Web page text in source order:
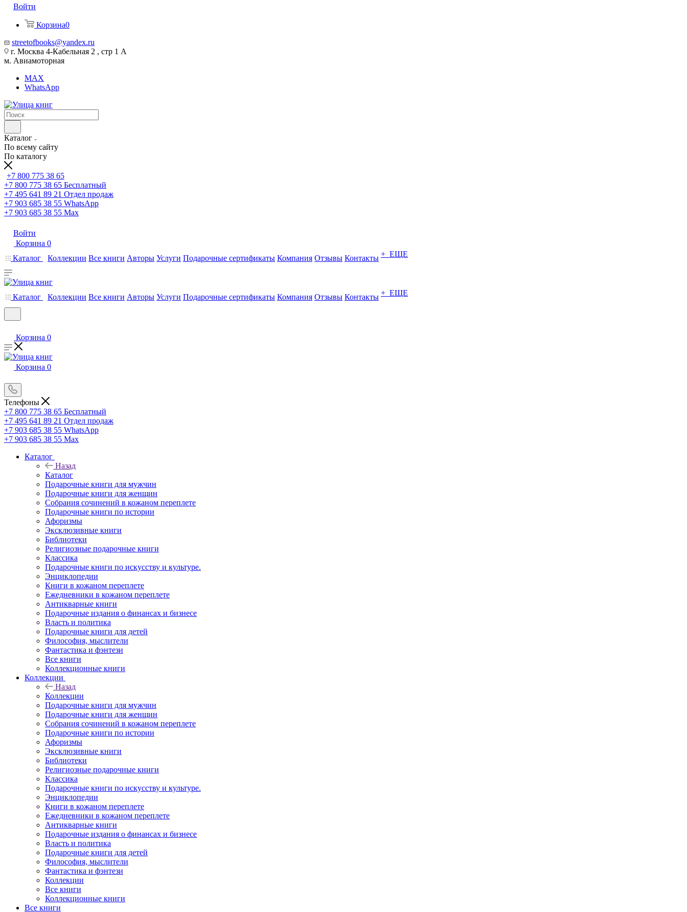
Войти
Корзина0
streetofbooks@yandex.ru
г. Москва 4-Кабельная 2 , стр 1 А
м. Авиамоторная
MAX
WhatsApp
Каталог
По всему сайту
По каталогу
+7 800 775 38 65
+7 800 775 38 65 Бесплатный
+7 495 641 89 21 Отдел продаж
+7 903 685 38 55 WhatsApp
+7 903 685 38 55 Max
Войти
Корзина 0
Каталог
Коллекции Все книги Авторы Услуги Подарочные сертификаты Компания Отзывы Контакты + ЕЩЕ
Каталог Коллекции Все книги Авторы Услуги Подарочные сертификаты Компания Отзывы Контакты + ЕЩЕ
Корзина 0
Корзина 0
Телефоны
+7 800 775 38 65 Бесплатный
+7 495 641 89 21 Отдел продаж
+7 903 685 38 55 WhatsApp
+7 903 685 38 55 Max
Каталог
Назад
Каталог
Подарочные книги для мужчин
Подарочные книги для женщин
Собрания сочинений в кожаном переплете
Подарочные книги по истории
Афоризмы
Эксклюзивные книги
Библиотеки
Религиозные подарочные книги
Классика
Подарочные книги по искусству и культуре.
Энциклопедии
Книги в кожаном переплете
Ежедневники в кожаном переплете
Антикварные книги
Подарочные издания о финансах и бизнесе
Власть и политика
Подарочные книги для детей
Философия, мыслители
Фантастика и фэнтези
Все книги
Коллекционные книги
Коллекции
Назад
Коллекции
Подарочные книги для мужчин
Подарочные книги для женщин
Собрания сочинений в кожаном переплете
Подарочные книги по истории
Афоризмы
Эксклюзивные книги
Библиотеки
Религиозные подарочные книги
Классика
Подарочные книги по искусству и культуре.
Энциклопедии
Книги в кожаном переплете
Ежедневники в кожаном переплете
Антикварные книги
Подарочные издания о финансах и бизнесе
Власть и политика
Подарочные книги для детей
Философия, мыслители
Фантастика и фэнтези
Коллекции
Все книги
Коллекционные книги
Все книги